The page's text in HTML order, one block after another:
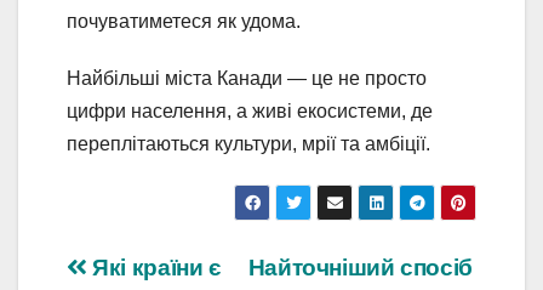
почуватиметеся як удома.
Найбільші міста Канади — це не просто
цифри населення, а живі екосистеми, де
переплітаються культури, мрії та амбіції.
Навігація
Найточніший спосіб
Які країни є